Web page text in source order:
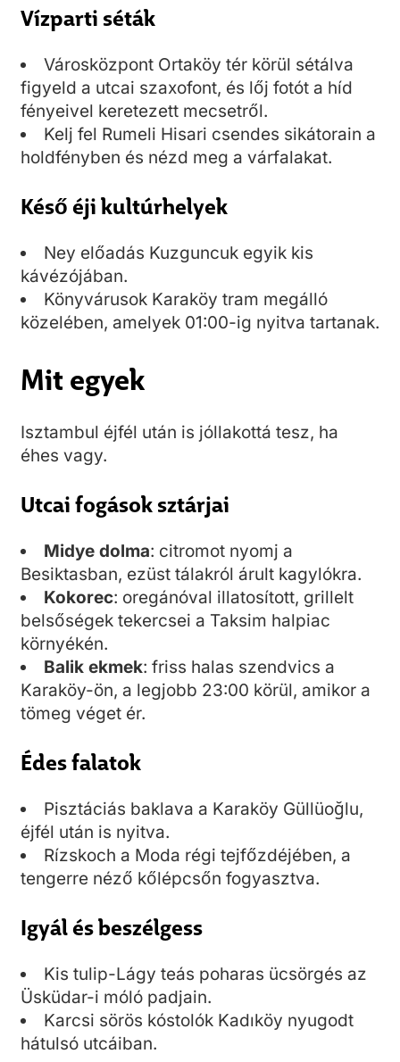
Vízparti séták
Városközpont Ortaköy tér körül sétálva
figyeld a utcai szaxofont, és lőj fotót a híd
fényeivel keretezett mecsetről.
Kelj fel Rumeli Hisari csendes sikátorain a
holdfényben és nézd meg a várfalakat.
Késő éji kultúrhelyek
Ney előadás Kuzguncuk egyik kis
kávézójában.
Könyvárusok Karaköy tram megálló
közelében, amelyek 01:00-ig nyitva tartanak.
Mit egyek
Isztambul éjfél után is jóllakottá tesz, ha
éhes vagy.
Utcai fogások sztárjai
Midye dolma: citromot nyomj a
Besiktasban, ezüst tálakról árult kagylókra.
Kokorec: oregánóval illatosított, grillelt
belsőségek tekercsei a Taksim halpiac
környékén.
Balik ekmek: friss halas szendvics a
Karaköy-ön, a legjobb 23:00 körül, amikor a
tömeg véget ér.
Édes falatok
Pisztáciás baklava a Karaköy Güllüoğlu,
éjfél után is nyitva.
Rízskoch a Moda régi tejfőzdéjében, a
tengerre néző kőlépcsőn fogyasztva.
Igyál és beszélgess
Kis tulip-Lágy teás poharas ücsörgés az
Üsküdar-i móló padjain.
Karcsi sörös kóstolók Kadıköy nyugodt
hátulsó utcáiban.